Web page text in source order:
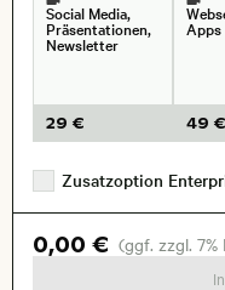
Social Media,
Präsentationen,
Newsletter
29 €
Apps
49 €
Zusatzoption
0,00 € (ggf. zzgl. 7%